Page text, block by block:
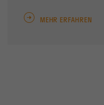
MEHR ERFAHREN